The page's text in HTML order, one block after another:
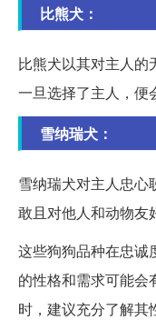
比熊犬：
比熊犬以其对主人的
一旦选择了主人，便
雪纳瑞犬：
雪纳瑞犬对主人忠心
敢且对他人和动物友
这些狗狗品种在忠诚
的性格和需求可能会
时，建议充分了解其